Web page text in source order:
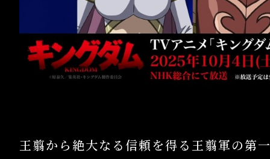
王翦から絶大なる信頼を得る王翦軍の第